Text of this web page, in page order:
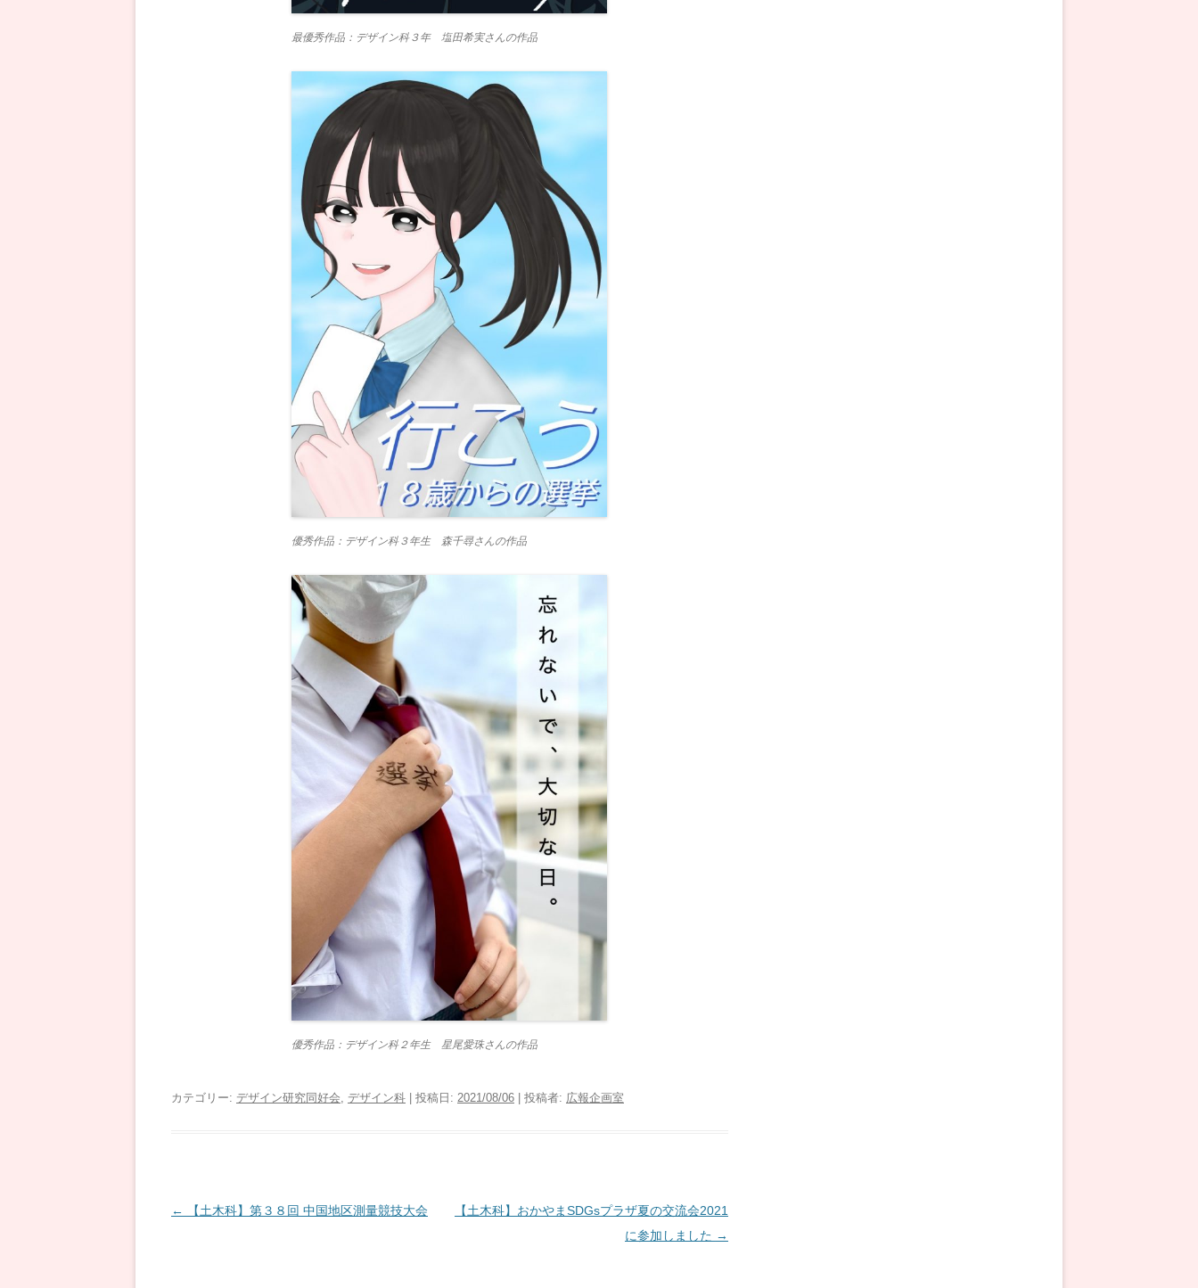
最優秀作品：デザイン科３年 塩田希実さんの作品
優秀作品：デザイン科３年生 森千尋さんの作品
優秀作品：デザイン科２年生 星尾愛珠さんの作品
カテゴリー: デザイン研究同好会, デザイン科 | 投稿日: 2021/08/06 投稿者: 広報企画室
投
← 【土木科】第３８回 中国地区測量競技大会
【土木科】おかやまSDGsプラザ夏の交流会2021
に参加しました →